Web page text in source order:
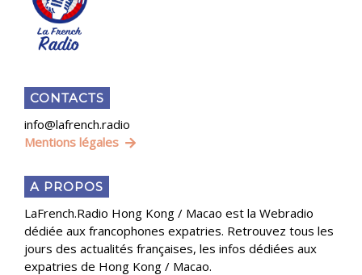
CONTACTS
info@lafrench.radio
Mentions légales
A PROPOS
LaFrench.Radio Hong Kong / Macao est la Webradio
dédiée aux francophones expatries. Retrouvez tous les
jours des actualités françaises, les infos dédiées aux
expatries de Hong Kong / Macao.